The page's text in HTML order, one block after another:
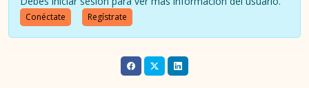
Conéctate Regístrate